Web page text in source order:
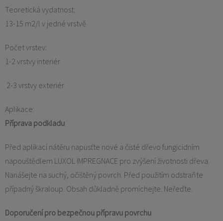
Teoretická vydatnost:
13-15 m2/l v jedné vrstvě
Počet vrstev:
1-2 vrstvy interiér
2-3 vrstvy exteriér
Aplikace:
Příprava podkladu
Před aplikací nátěru napusťte nové a čisté dřevo fungicidním
napouštědlem LUXOL IMPREGNACE pro zvýšení životnosti dřeva.
Nanášejte na suchý, očištěný povrch. Před použitím odstraňte
případný škraloup. Obsah důkladně promíchejte. Neřeďte.
Doporučení pro bezpečnou přípravu povrchu